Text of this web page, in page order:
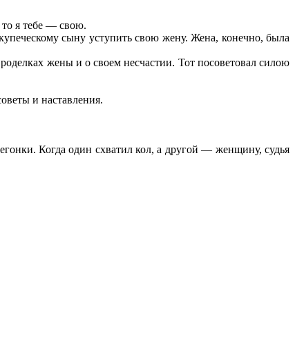
я тебе — свою.
сыну уступить свою жену. Жена, конечно, была
жены и о своем несчастии. Тот посоветовал силою
и наставления.
Когда один схватил кол, а другой — женщину, судья